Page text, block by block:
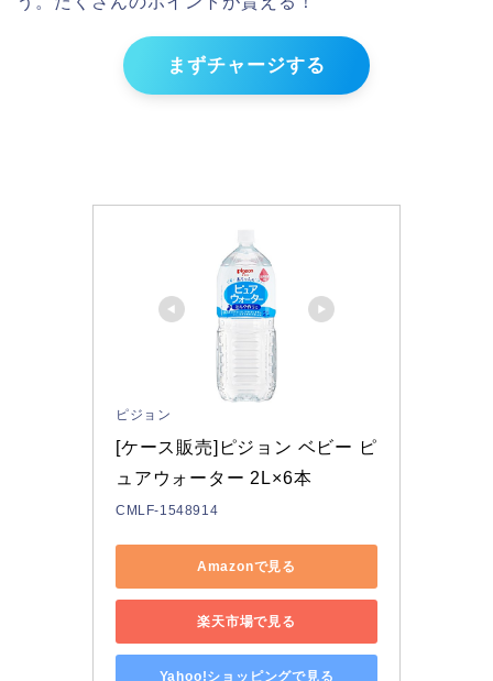
まずチャージする
ピジョン
[ケース販売]ピジョン ベビー ピ
ュアウォーター 2L×6本
CMLF-1548914
Amazonで見る
楽天市場で見る
Yahoo!ショッピングで見る